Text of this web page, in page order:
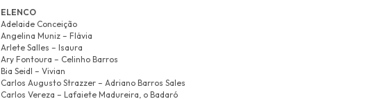
ELENCO
Adelaide Conceição
Angelina Muniz – Flávia
Arlete Salles – Isaura
Ary Fontoura – Celinho Barros
Bia Seidl – Vivian
Carlos Augusto Strazzer – Adriano Barros Sales
Carlos Vereza – Lafaiete Madureira, o Badaró